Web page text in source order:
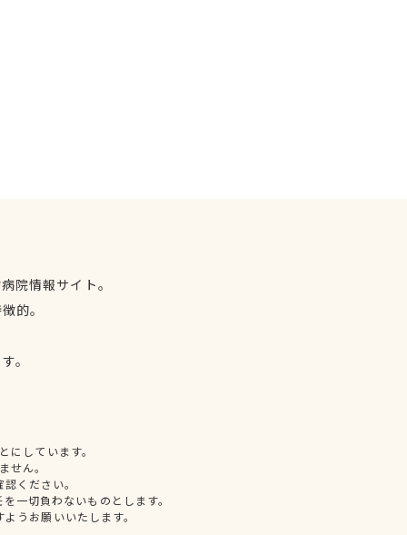
院情報サイト。
的。
。
しています。
せん。
ください。
一切負わないものとします。
うお願いいたします。